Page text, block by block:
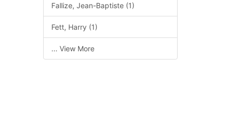
Fallize, Jean-Baptiste (1)
Fett, Harry (1)
... View More